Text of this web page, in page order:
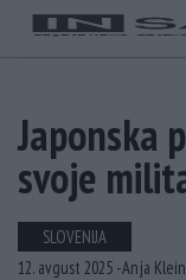
Japonska
svoje
SLOVENIJA
12. avgust 2025 -Anja